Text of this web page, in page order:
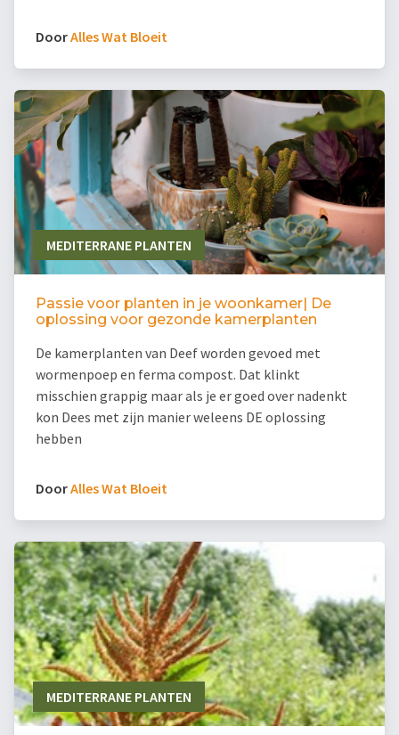
DoorAlles Wat Bloeit
MEDITERRANE PLANTEN
Passie voor planten in je woonkamer| De
oplossing voor gezonde kamerplanten
De kamerplanten van Deef worden gevoed met
wormenpoep en ferma compost. Dat klinkt
misschien grappig maar als je er goed over nadenkt
kon Dees met zijn manier weleens DE oplossing
hebben
DoorAlles Wat Bloeit
MEDITERRANE PLANTEN